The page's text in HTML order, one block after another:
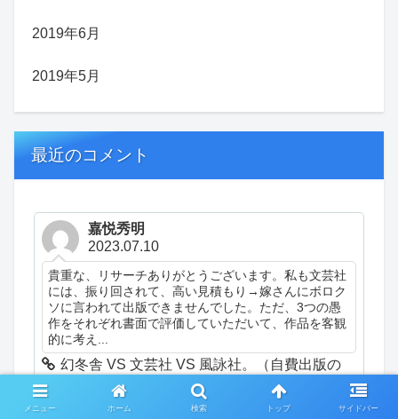
2019年6月
2019年5月
最近のコメント
嘉悦秀明
2023.07.10
貴重な、リサーチありがとうございます。私も文芸社
には、振り回されて、高い見積もり→嫁さんにボロク
ソに言われて出版できませんでした。ただ、3つの愚
作をそれぞれ書面で評価していただいて、作品を客観
的に考え...
幻冬舎 VS 文芸社 VS 風詠社。（自費出版の
話）（日記）
メニュー ホーム 検索 トップ サイドバー